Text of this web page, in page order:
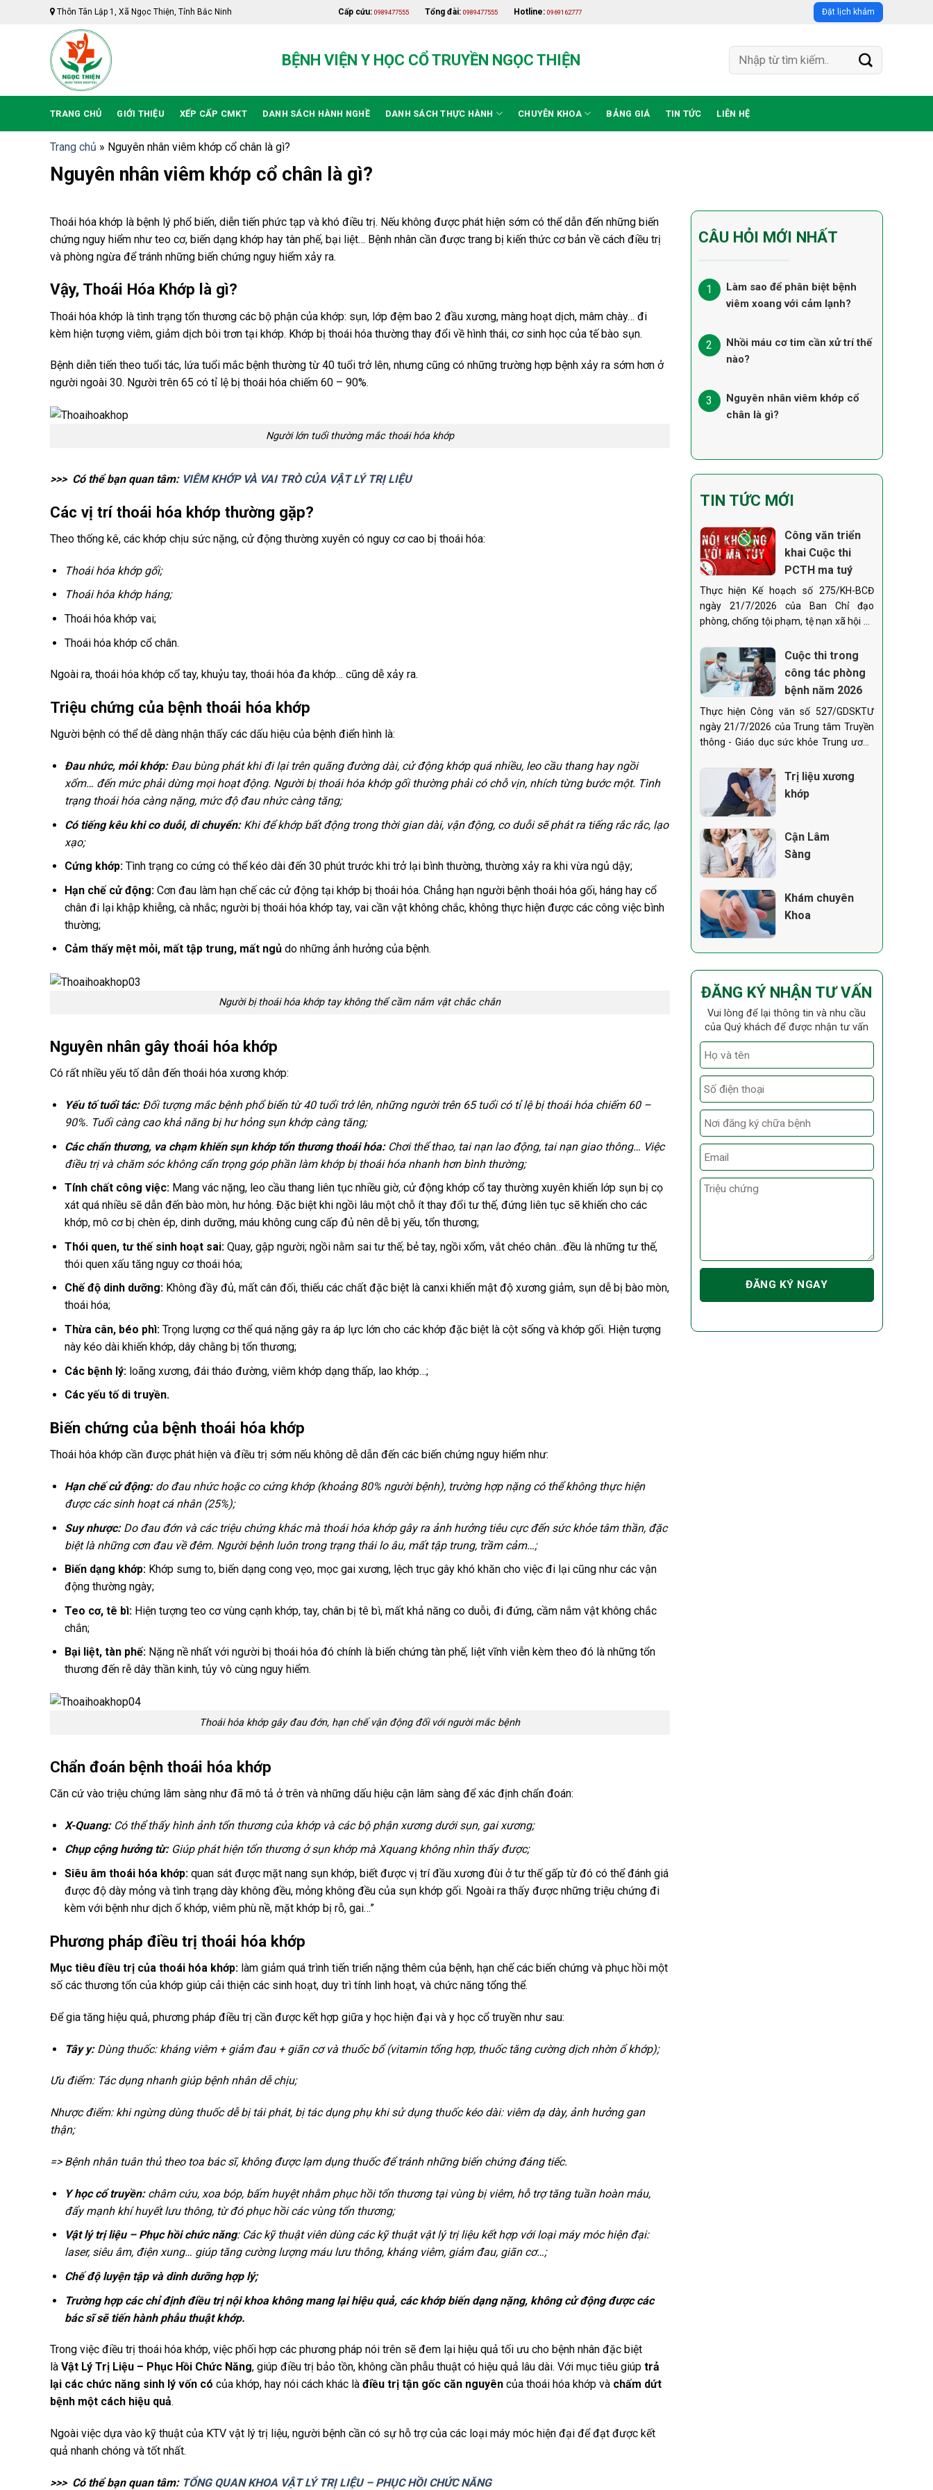
Thôn Tân Lập 1, Xã Ngọc Thiện, Tỉnh Bắc Ninh Cấp cứu: 0989477555 Tổng đài: 0989477555 Hotline: 0969162777 Đặt lịch khám
BỆNH VIỆN Y HỌC CỔ TRUYỀN NGỌC THIỆN
TRANG CHỦ GIỚI THIỆU XẾP CẤP CMKT DANH SÁCH HÀNH NGHỀ DANH SÁCH THỰC HÀNH CHUYÊN KHOA BẢNG GIÁ TIN TỨC LIÊN HỆ
Trang chủ » Nguyên nhân viêm khớp cổ chân là gì?
Nguyên nhân viêm khớp cổ chân là gì?
Thoái hóa khớp là bệnh lý phổ biến, diễn tiến phức tạp và khó điều trị. Nếu không được phát hiện sớm có thể dẫn đến những biến
chứng nguy hiểm như teo cơ, biến dạng khớp hay tàn phế, bại liệt… Bệnh nhân cần được trang bị kiến thức cơ bản về cách điều trị
và phòng ngừa để tránh những biến chứng nguy hiểm xảy ra.
Vậy, Thoái Hóa Khớp là gì?
Thoái hóa khớp là tình trạng tổn thương các bộ phận của khớp: sụn, lớp đệm bao 2 đầu xương, màng hoạt dịch, mâm chày… đi
kèm hiện tượng viêm, giảm dịch bôi trơn tại khớp. Khớp bị thoái hóa thường thay đổi về hình thái, cơ sinh học của tế bào sụn.
Bệnh diễn tiến theo tuổi tác, lứa tuổi mắc bệnh thường từ 40 tuổi trở lên, nhưng cũng có những trường hợp bệnh xảy ra sớm hơn ở
người ngoài 30. Người trên 65 có tỉ lệ bị thoái hóa chiếm 60 – 90%.
Người lớn tuổi thường mắc thoái hóa khớp
>>> Có thể bạn quan tâm: VIÊM KHỚP VÀ VAI TRÒ CỦA VẬT LÝ TRỊ LIỆU
Các vị trí thoái hóa khớp thường gặp?
Theo thống kê, các khớp chịu sức nặng, cử động thường xuyên có nguy cơ cao bị thoái hóa:
Thoái hóa khớp gối;
Thoái hóa khớp háng;
Thoái hóa khớp vai;
Thoái hóa khớp cổ chân.
Ngoài ra, thoái hóa khớp cổ tay, khuỷu tay, thoái hóa đa khớp… cũng dễ xảy ra.
Triệu chứng của bệnh thoái hóa khớp
Người bệnh có thể dễ dàng nhận thấy các dấu hiệu của bệnh điển hình là:
Đau nhức, mỏi khớp:Đau bùng phát khi đi lại trên quãng đường dài, cử động khớp quá nhiều, leo cầu thang hay ngồi
xổm… đến mức phải dừng mọi hoạt động. Người bị thoái hóa khớp gối thường phải có chỗ vịn, nhích từng bước một. Tình
trạng thoái hóa càng nặng, mức độ đau nhức càng tăng;
Có tiếng kêu khi co duỗi, di chuyển:Khi để khớp bất động trong thời gian dài, vận động, co duỗi sẽ phát ra tiếng rắc rắc, lạo
xạo;
Cứng khớp:Tình trạng co cứng có thể kéo dài đến 30 phút trước khi trở lại bình thường, thường xảy ra khi vừa ngủ dậy;
Hạn chế cử động: Cơn đau làm hạn chế các cử động tại khớp bị thoái hóa. Chẳng hạn người bệnh thoái hóa gối, háng hay cổ
chân đi lại khập khiễng, cà nhắc; người bị thoái hóa khớp tay, vai cần vật không chắc, không thực hiện được các công việc bình
thường;
Cảm thấy mệt mỏi, mất tập trung, mất ngủdo những ảnh hưởng của bệnh.
Người bị thoái hóa khớp tay không thể cầm nắm vật chắc chắn
Nguyên nhân gây thoái hóa khớp
Có rất nhiều yếu tố dẫn đến thoái hóa xương khớp:
Yếu tố tuổi tác:Đối tượng mắc bệnh phổ biến từ 40 tuổi trở lên, những người trên 65 tuổi có tỉ lệ bị thoái hóa chiếm 60 –
90%. Tuổi càng cao khả năng bị hư hỏng sụn khớp càng tăng;
Các chấn thương, va chạm khiến sụn khớp tổn thương thoái hóa: Chơi thể thao, tai nạn lao động, tai nạn giao thông… Việc
điều trị và chăm sóc không cẩn trọng góp phần làm khớp bị thoái hóa nhanh hơn bình thường;
Tính chất công việc:Mang vác nặng, leo cầu thang liên tục nhiều giờ, cử động khớp cổ tay thường xuyên khiến lớp sụn bị cọ
xát quá nhiều sẽ dẫn đến bào mòn, hư hỏng. Đặc biệt khi ngồi lâu một chỗ ít thay đổi tư thế, đứng liên tục sẽ khiến cho các
khớp, mô cơ bị chèn ép, dinh dưỡng, máu không cung cấp đủ nên dễ bị yếu, tổn thương;
Thói quen, tư thế sinh hoạt sai:Quay, gập người; ngồi nằm sai tư thế; bẻ tay, ngồi xổm, vắt chéo chân…đều là những tư thế,
thói quen xấu tăng nguy cơ thoái hóa;
Chế độ dinh dưỡng:Không đầy đủ, mất cân đối, thiếu các chất đặc biệt là canxi khiến mật độ xương giảm, sụn dễ bị bào mòn,
thoái hóa;
Thừa cân, béo phì:Trọng lượng cơ thể quá nặng gây ra áp lực lớn cho các khớp đặc biệt là cột sống và khớp gối. Hiện tượng
này kéo dài khiến khớp, dây chằng bị tổn thương;
Các bệnh lý:loãng xương, đái tháo đường, viêm khớp dạng thấp, lao khớp…;
Các yếu tố di truyền.
Biến chứng của bệnh thoái hóa khớp
Thoái hóa khớp cần được phát hiện và điều trị sớm nếu không dễ dẫn đến các biến chứng nguy hiểm như:
Hạn chế cử động:do đau nhức hoặc co cứng khớp (khoảng 80% người bệnh), trường hợp nặng có thể không thực hiện
được các sinh hoạt cá nhân (25%);
Suy nhược:Do đau đớn và các triệu chứng khác mà thoái hóa khớp gây ra ảnh hưởng tiêu cực đến sức khỏe tâm thần, đặc
biệt là những cơn đau về đêm. Người bệnh luôn trong trạng thái lo âu, mất tập trung, trầm cảm…;
Biến dạng khớp:Khớp sưng to, biến dạng cong vẹo, mọc gai xương, lệch trục gây khó khăn cho việc đi lại cũng như các vận
động thường ngày;
Teo cơ, tê bì:Hiện tượng teo cơ vùng cạnh khớp, tay, chân bị tê bì, mất khả năng co duỗi, đi đứng, cầm nắm vật không chắc
chắn;
Bại liệt, tàn phế:Nặng nề nhất với người bị thoái hóa đó chính là biến chứng tàn phế, liệt vĩnh viễn kèm theo đó là những tổn
thương đến rễ dây thần kinh, tủy vô cùng nguy hiểm.
Thoái hóa khớp gây đau đớn, hạn chế vận động đối với người mắc bệnh
Chẩn đoán bệnh thoái hóa khớp
Căn cứ vào triệu chứng lâm sàng như đã mô tả ở trên và những dấu hiệu cận lâm sàng để xác định chẩn đoán:
X-Quang:Có thể thấy hình ảnh tổn thương của khớp và các bộ phận xương dưới sụn, gai xương;
Chụp cộng hưởng từ:Giúp phát hiện tổn thương ở sụn khớp mà Xquang không nhìn thấy được;
Siêu âm thoái hóa khớp:quan sát được mặt nang sụn khớp, biết được vị trí đầu xương đùi ở tư thế gấp từ đó có thể đánh giá
được độ dày mỏng và tình trạng dày không đều, mỏng không đều của sụn khớp gối. Ngoài ra thấy được những triệu chứng đi
kèm với bệnh như dịch ổ khớp, viêm phù nề, mặt khớp bị rỗ, gai…”
Phương pháp điều trị thoái hóa khớp
Mục tiêu điều trị của thoái hóa khớp: làm giảm quá trình tiến triển nặng thêm của bệnh, hạn chế các biến chứng và phục hồi một
số các thương tổn của khớp giúp cải thiện các sinh hoạt, duy trì tính linh hoạt, và chức năng tổng thể.
Để gia tăng hiệu quả, phương pháp điều trị cần được kết hợp giữa y học hiện đại và y học cổ truyền như sau:
Tâyy: Dùng thuốc: kháng viêm + giảm đau + giãn cơ và thuốc bổ (vitamin tổng hợp, thuốc tăng cường dịch nhờn ổ khớp);
Ưu điểm: Tác dụng nhanh giúp bệnh nhân dễ chịu;
Nhược điểm: khi ngừng dùng thuốc dễ bị tái phát, bị tác dụng phụ khi sử dụng thuốc kéo dài: viêm dạ dày, ảnh hưởng gan
thận;
=> Bệnh nhân tuân thủ theo toa bác sĩ, không được lạm dụng thuốc để tránh những biến chứng đáng tiếc.
Y học cổ truyền: châm cứu, xoa bóp, bấm huyệt nhằm phục hồi tổn thương tại vùng bị viêm, hỗ trợ tăng tuần hoàn máu,
đẩy mạnh khí huyết lưu thông, từ đó phục hồi các vùng tổn thương;
Vậtlý trị liệu – Phục hồi chức năng: Các kỹ thuật viên dùng các kỹ thuật vật lý trị liệu kết hợp với loại máy móc hiện đại:
laser, siêu âm, điện xung… giúp tăng cường lượng máu lưu thông, kháng viêm, giảm đau, giãn cơ…;
Chế độ luyện tập và dinh dưỡng hợp lý;
Trường hợp các chỉ định điều trị nội khoa không mang lại hiệu quả, các khớp biến dạng nặng, không cử động được các
bác sĩ sẽ tiến hành phẫu thuật khớp.
Trong việc điều trị thoái hóa khớp, việc phối hợp các phương pháp nói trên sẽ đem lại hiệu quả tối ưu cho bệnh nhân đặc biệt
là Vật Lý Trị Liệu – Phục Hồi Chức Năng, giúp điều trị bảo tồn, không cần phẫu thuật có hiệu quả lâu dài. Với mục tiêu giúp trả
lại các chức năng sinh lý vốn có của khớp, hay nói cách khác là điều trị tận gốc căn nguyên của thoái hóa khớp và chấm dứt
bệnh một cách hiệu quả.
Ngoài việc dựa vào kỹ thuật của KTV vật lý trị liệu, người bệnh cần có sự hỗ trợ của các loại máy móc hiện đại để đạt được kết
quả nhanh chóng và tốt nhất.
>>> Có thể bạn quan tâm: TỔNG QUAN KHOA VẬT LÝ TRỊ LIỆU – PHỤC HỒI CHỨC NĂNG
CÂU HỎI MỚI NHẤT
Làm sao để phân biệt bệnh
viêm xoang với cảm lạnh?
Nhồi máu cơ tim cần xử trí thế
nào?
Nguyên nhân viêm khớp cổ
chân là gì?
TIN TỨC MỚI
Công văn triển
khai Cuộc thi
PCTH ma tuý
Thực hiện Kế hoạch số 275/KH-BCĐ
ngày 21/7/2026 của Ban Chỉ đạo
phòng, chống tội phạm, tệ nạn xã hội và
an ninh Tổ quốc tỉnh Bắc Ninh
Cuộc thi trong
công tác phòng
bệnh năm 2026
Thực hiện Công văn số 527/GDSKTƯ
ngày 21/7/2026 của Trung tâm Truyền
thông - Giáo dục sức khỏe Trung ương
Trị liệu xương
khớp
Cận Lâm
Sàng
Khám chuyên
Khoa
ĐĂNG KÝ NHẬN TƯ VẤN
Vui lòng để lại thông tin và nhu cầu
của Quý khách để được nhận tư vấn